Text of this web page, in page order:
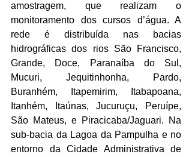
amostragem, que realizam o
monitoramento dos cursos d’água. A
rede é distribuída nas bacias
hidrográficas dos rios São Francisco,
Grande, Doce, Paranaíba do Sul,
Mucuri, Jequitinhonha, Pardo,
Buranhém, Itapemirim, Itabapoana,
Itanhém, Itaúnas, Jucuruçu, Peruípe,
São Mateus, e Piracicaba/Jaguari. Na
sub-bacia da Lagoa da Pampulha e no
entorno da Cidade Administrativa de